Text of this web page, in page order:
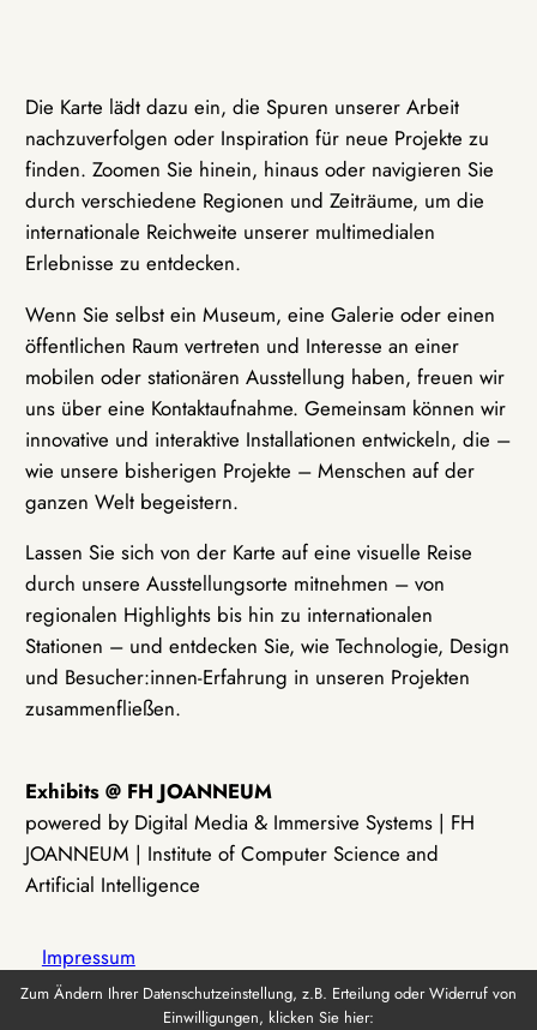
Die Karte lädt dazu ein, die Spuren unserer Arbeit
nachzuverfolgen oder Inspiration für neue Projekte zu
finden. Zoomen Sie hinein, hinaus oder navigieren Sie
durch verschiedene Regionen und Zeiträume, um die
internationale Reichweite unserer multimedialen
Erlebnisse zu entdecken.
Wenn Sie selbst ein Museum, eine Galerie oder einen
öffentlichen Raum vertreten und Interesse an einer
mobilen oder stationären Ausstellung haben, freuen wir
uns über eine Kontaktaufnahme. Gemeinsam können wir
innovative und interaktive Installationen entwickeln, die –
wie unsere bisherigen Projekte – Menschen auf der
ganzen Welt begeistern.
Lassen Sie sich von der Karte auf eine visuelle Reise
durch unsere Ausstellungsorte mitnehmen – von
regionalen Highlights bis hin zu internationalen
Stationen – und entdecken Sie, wie Technologie, Design
und Besucher:innen-Erfahrung in unseren Projekten
zusammenfließen.
Exhibits @ FH JOANNEUM
powered by Digital Media & Immersive Systems | FH
JOANNEUM | Institute of Computer Science and
Artificial Intelligence
Impressum
Zum Ändern Ihrer Datenschutzeinstellung, z.B. Erteilung oder Widerruf von
Einwilligungen, klicken Sie hier: